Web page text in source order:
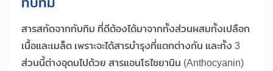
สารสกัดจากทับทิม ที่ดีต้องได้มาจากทั้งส่วนผสมทั้งเปลือก
เนื้อและเมล็ด เพราะจะได้สารบำรุงที่แตกต่างกัน และทั้ง 3
ส่วนนี้ต่างอุดมไปด้วย สารแอนโธไซยานิน (Anthocyanin)